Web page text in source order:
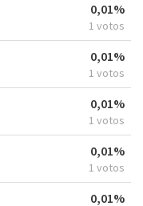
0,01%
1 votos
0,01%
1 votos
0,01%
1 votos
0,01%
1 votos
0,01%